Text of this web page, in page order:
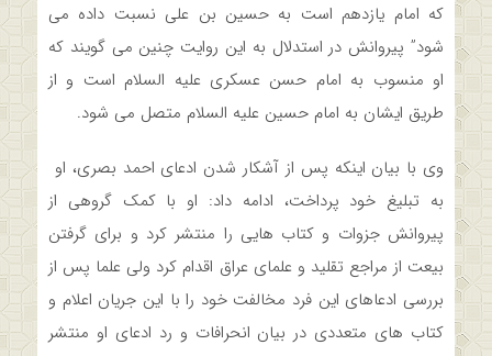
که امام یازدهم است به حسین بن علی نسبت داده می
شود” پیروانش در استدلال به این روایت چنین می گویند که
او منسوب به امام حسن عسکری علیه السلام است و از
طریق ایشان به امام حسین علیه السلام متصل می شود.
وی با بیان اینکه پس از آشکار شدن ادعای احمد بصری، او
به تبلیغ خود پرداخت، ادامه داد: او با کمک گروهی از
پیروانش جزوات و کتاب هایی را منتشر کرد و برای گرفتن
بیعت از مراجع تقلید و علمای عراق اقدام کرد ولی علما پس از
بررسی ادعاهای این فرد مخالفت خود را با این جریان اعلام و
کتاب های متعددی در بیان انحرافات و رد ادعای او منتشر